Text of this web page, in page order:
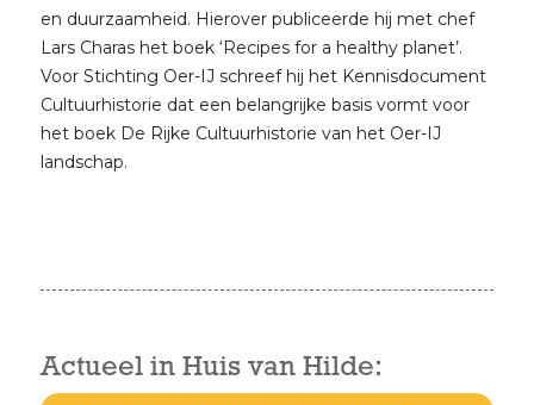
en duurzaamheid. Hierover publiceerde hij met chef
Lars Charas het boek ‘Recipes for a healthy planet’.
Voor Stichting Oer-IJ schreef hij het Kennisdocument
Cultuurhistorie dat een belangrijke basis vormt voor
het boek De Rijke Cultuurhistorie van het Oer-IJ
landschap.
Actueel in Huis van Hilde: